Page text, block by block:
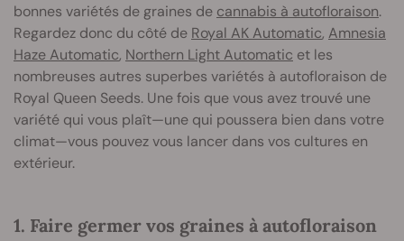
bonnes variétés de graines de cannabis à autofloraison.
Regardez donc du côté de Royal AK Automatic, Amnesia
Haze Automatic, Northern Light Automatic et les
nombreuses autres superbes variétés à autofloraison de
Royal Queen Seeds. Une fois que vous avez trouvé une
variété qui vous plaît—une qui poussera bien dans votre
climat—vous pouvez vous lancer dans vos cultures en
extérieur.
1. Faire germer vos graines à autofloraison